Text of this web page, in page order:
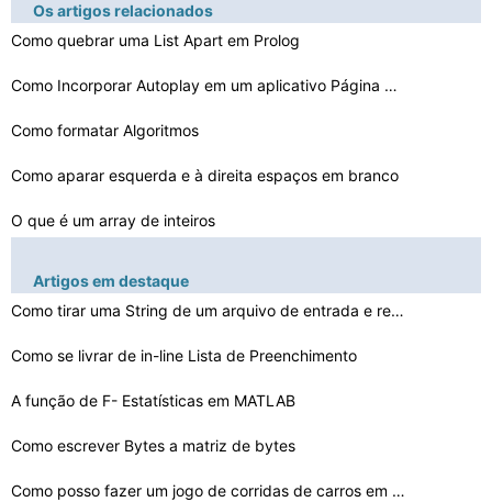
Os artigos relacionados
Como quebrar uma List Apart em Prolog
Como Incorporar Autoplay em um aplicativo Página Plugi…
Como formatar Algoritmos
Como aparar esquerda e à direita espaços em branco
O que é um array de inteiros
Como escrever um relatório sobre Programação
Como hospedar um serviço Web Net ASP fora do IIS
Como criar Jobs Fundo SAP automaticamente
Artigos em destaque
Como tirar uma String de um arquivo de entrada e revert…
Como se livrar de in-line Lista de Preenchimento
A função de F- Estatísticas em MATLAB
Como escrever Bytes a matriz de bytes
Como posso fazer um jogo de corridas de carros em Flash…